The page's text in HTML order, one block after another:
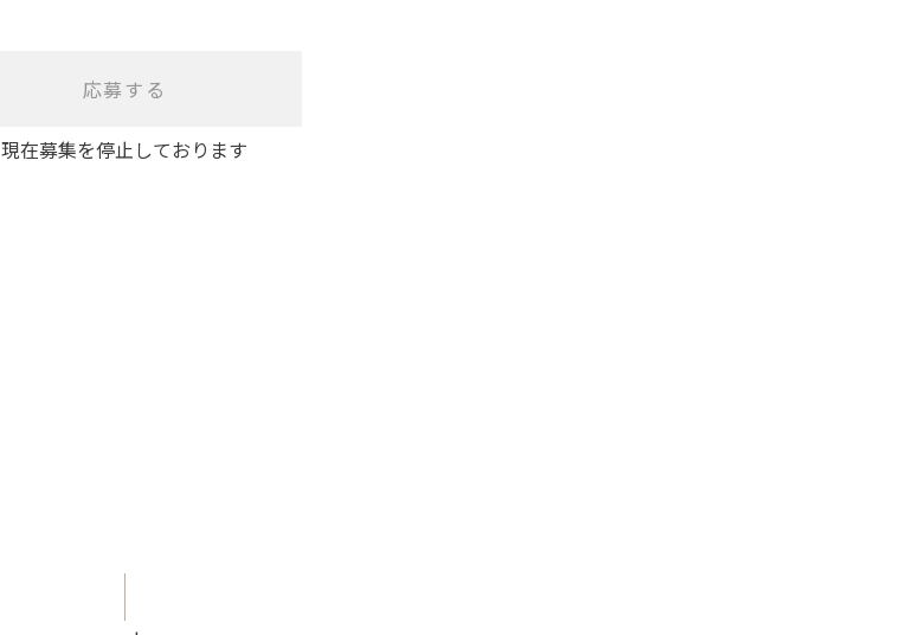
応募する
現在募集を停止しております